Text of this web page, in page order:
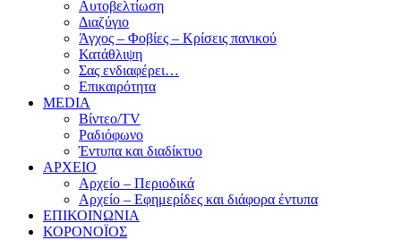
Αυτοβελτίωση
Διαζύγιο
Άγχος – Φοβίες – Κρίσεις πανικού
Κατάθλιψη
Σας ενδιαφέρει…
Επικαιρότητα
MEDIA
Βίντεο/TV
Ραδιόφωνο
Έντυπα και διαδίκτυο
ΑΡΧΕΙΟ
Αρχείο – Περιοδικά
Αρχείο – Εφημερίδες και διάφορα έντυπα
ΕΠΙΚΟΙΝΩΝΙΑ
ΚΟΡΟΝΟΪΟΣ